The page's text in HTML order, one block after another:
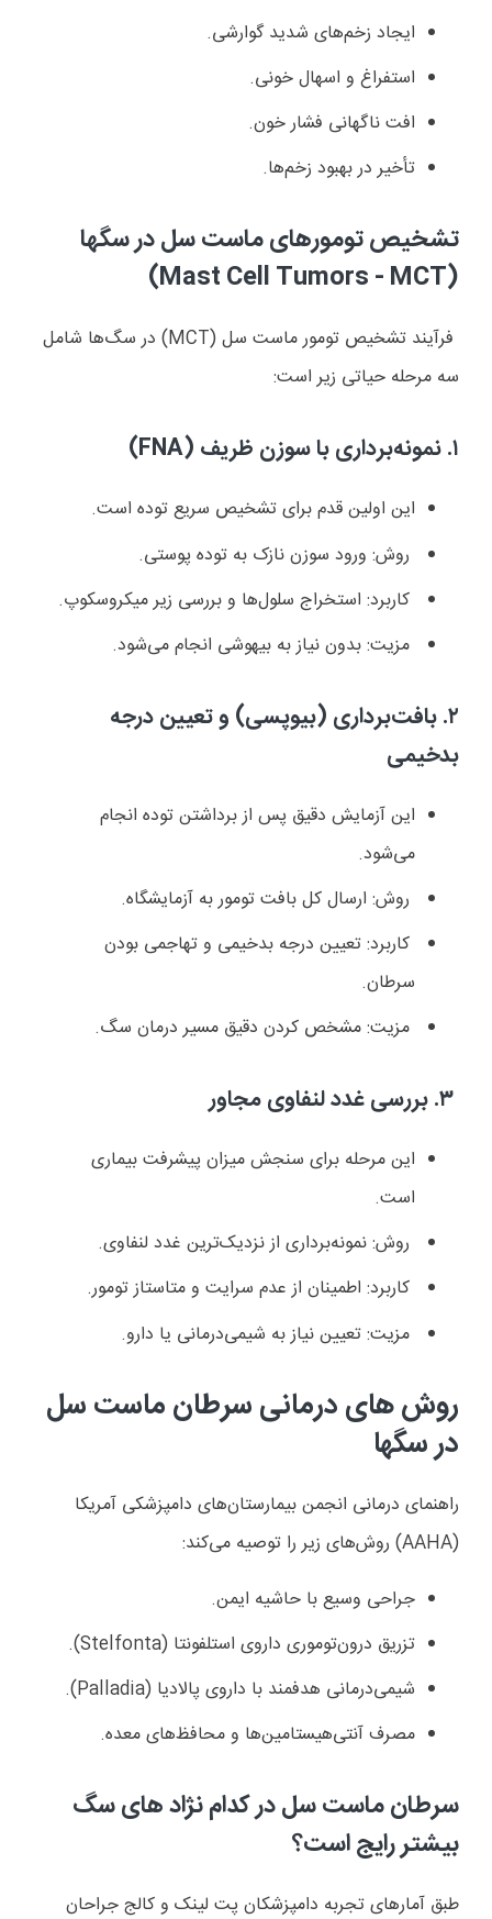
ایجاد زخم‌های شدید گوارشی.
استفراغ و اسهال خونی.
افت ناگهانی فشار خون.
تأخیر در بهبود زخم‌ها.
تشخیص تومورهای ماست سل در سگها
(
Mast Cell Tumors - MCT
)
فرآیند تشخیص تومور ماست سل (MCT) در سگ‌ها شامل
سه مرحله حیاتی زیر است:
۱. نمونه‌برداری با سوزن ظریف (FNA
)
این اولین قدم برای تشخیص سریع توده است.
روش: ورود سوزن نازک به توده پوستی.
کاربرد: استخراج سلول‌ها و بررسی زیر میکروسکوپ.
مزیت: بدون نیاز به بیهوشی انجام می‌شود.
۲. بافت‌برداری (بیوپسی) و تعیین درجه
بدخیمی
این آزمایش دقیق پس از برداشتن توده انجام
می‌شود.
روش: ارسال کل بافت تومور به آزمایشگاه.
کاربرد: تعیین درجه بدخیمی و تهاجمی بودن
سرطان.
مزیت: مشخص کردن دقیق مسیر درمان سگ.
۳. بررسی غدد لنفاوی مجاور
این مرحله برای سنجش میزان پیشرفت بیماری
است.
روش: نمونه‌برداری از نزدیک‌ترین غدد لنفاوی.
کاربرد: اطمینان از عدم سرایت و متاستاز تومور.
مزیت: تعیین نیاز به شیمی‌درمانی یا دارو.
روش های درمانی سرطان ماست سل
در سگها
راهنمای درمانی انجمن بیمارستان‌های دامپزشکی آمریکا
(
AAHA) روش‌های زیر را توصیه می‌کند:
جراحی وسیع با حاشیه ایمن.
تزریق درون‌توموری داروی استلفونتا (Stelfonta
).
شیمی‌درمانی هدفمند با داروی پالادیا (Palladia
).
مصرف آنتی‌هیستامین‌ها و محافظ‌های معده.
سرطان ماست سل در کدام نژاد های سگ
بیشتر رایج است؟
طبق آمارهای تجربه دامپزشکان پت لینک و کالج جراحان